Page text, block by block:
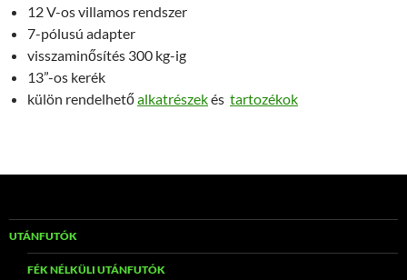
12 V-os villamos rendszer
7-pólusú adapter
visszaminősítés 300 kg-ig
13”-os kerék
külön rendelhetőalkatrészekés tartozékok
UTÁNFUTÓK
FÉK NÉLKÜLI UTÁNFUTÓK